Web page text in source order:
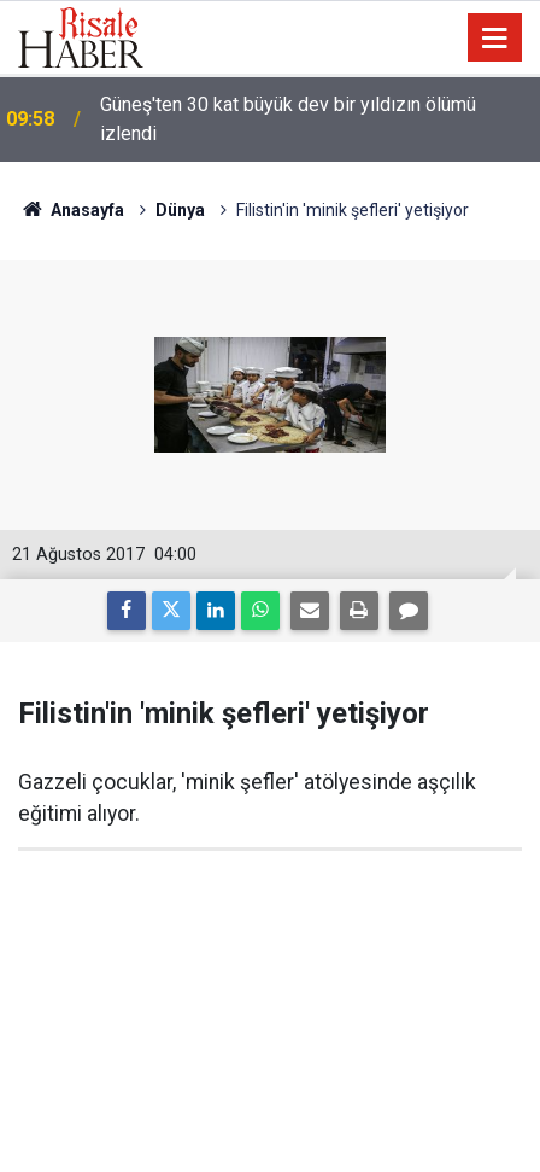
09:58
Güneş'ten 30 kat büyük dev bir yıldızın ölümü
izlendi
Anasayfa Dünya Filistin'in 'minik şefleri' yetişiyor
04:00
21 Ağustos 2017
Filistin'in 'minik şefleri' yetişiyor
Gazzeli çocuklar, 'minik şefler' atölyesinde aşçılık
eğitimi alıyor.